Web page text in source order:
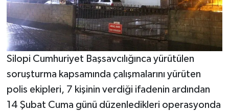
Silopi Cumhuriyet Başsavcılığınca yürütülen
soruşturma kapsamında çalışmalarını yürüten
polis ekipleri, 7 kişinin verdiği ifadenin ardından
14 Şubat Cuma günü düzenledikleri operasyonda